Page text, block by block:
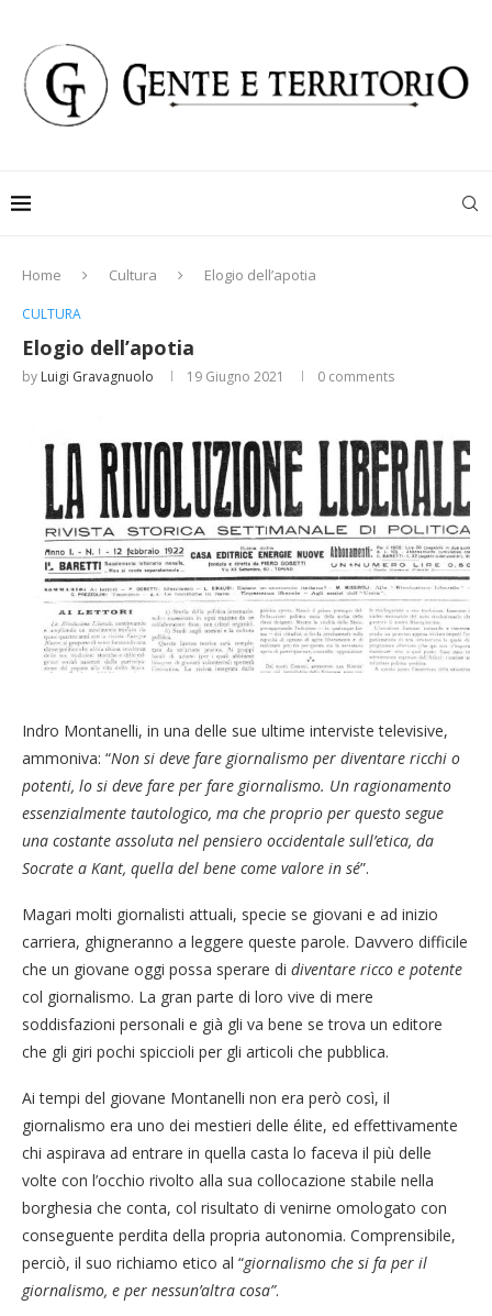
Home Cultura Elogio dell’apotia
CULTURA
Elogio dell’apotia
by Luigi Gravagnuolo 19 Giugno 2021 0 comments
Indro Montanelli, in una delle sue ultime interviste televisive,
ammoniva: “Non si deve fare giornalismo per diventare ricchi o
potenti, lo si deve fare per fare giornalismo. Un ragionamento
essenzialmente tautologico, ma che proprio per questo segue
una costante assoluta nel pensiero occidentale sull’etica, da
Socrate a Kant, quella del bene come valore in sé”.
Magari molti giornalisti attuali, specie se giovani e ad inizio
carriera, ghigneranno a leggere queste parole. Davvero difficile
che un giovane oggi possa sperare di diventare ricco e potente
col giornalismo. La gran parte di loro vive di mere
soddisfazioni personali e già gli va bene se trova un editore
che gli giri pochi spiccioli per gli articoli che pubblica.
Ai tempi del giovane Montanelli non era però così, il
giornalismo era uno dei mestieri delle élite, ed effettivamente
chi aspirava ad entrare in quella casta lo faceva il più delle
volte con l’occhio rivolto alla sua collocazione stabile nella
borghesia che conta, col risultato di venirne omologato con
conseguente perdita della propria autonomia. Comprensibile,
perciò, il suo richiamo etico al “giornalismo che si fa per il
giornalismo, e per nessun’altra cosa”.